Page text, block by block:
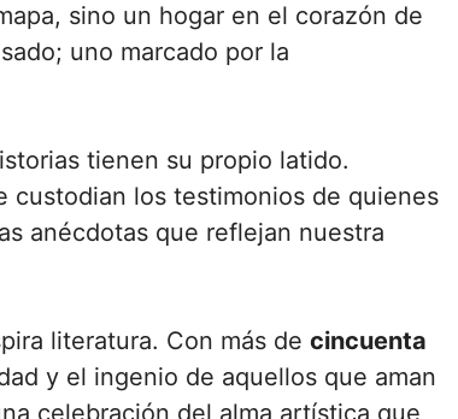
sino un hogar en el corazón de
uno marcado por la
tienen su propio latido.
custodian los testimonios de quienes
anécdotas que reflejan nuestra
literatura. Con más decincuenta
y el ingenio de aquellos que aman
celebración del alma artística que